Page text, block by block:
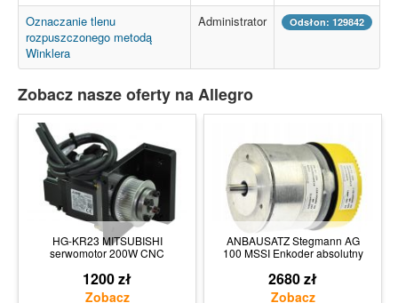
Oznaczanie tlenu
rozpuszczonego metodą
Winklera
Administrator Odsłon: 129842
Zobacz nasze oferty na Allegro
HG-KR23 MITSUBISHI
serwomotor 200W CNC
1200 zł
ANBAUSATZ Stegmann AG
100 MSSI Enkoder absolutny
2680 zł